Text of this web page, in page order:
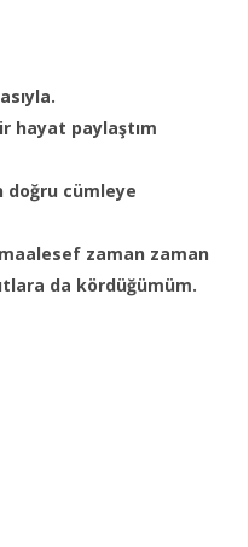
hayat paylaştım
doğru cümleye
zaman zaman
da kördüğümüm.